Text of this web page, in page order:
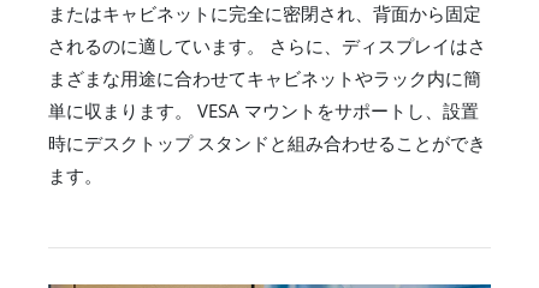
またはキャビネットに完全に密閉され、背面から固定
されるのに適しています。 さらに、ディスプレイはさ
まざまな用途に合わせてキャビネットやラック内に簡
単に収まります。 VESA マウントをサポートし、設置
時にデスクトップ スタンドと組み合わせることができ
ます。